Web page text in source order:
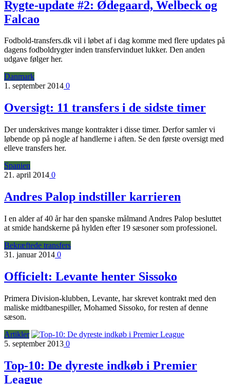
Rygte-update #2: Ødegaard, Welbeck og
Falcao
Fodbold-transfers.dk vil i løbet af i dag komme med flere updates på
dagens fodboldrygter inden transfervinduet lukker. Den anden
udgave følger her.
Danmark
1. september 2014 0
Oversigt: 11 transfers i de sidste timer
Der underskrives mange kontrakter i disse timer. Derfor samler vi
løbende op på nogle af handlerne i aften. Se den første oversigt med
elleve transfers her.
Spanien
21. april 2014 0
Andres Palop indstiller karrieren
I en alder af 40 år har den spanske målmand Andres Palop besluttet
at smide handskerne på hylden efter 19 sæsoner som professionel.
Bekræftede transfers
31. januar 2014 0
Officielt: Levante henter Sissoko
Primera Division-klubben, Levante, har skrevet kontrakt med den
maliske midtbanespiller, Mohamed Sissoko, for resten af denne
sæson.
Artikler
5. september 2013 0
Top-10: De dyreste indkøb i Premier
League